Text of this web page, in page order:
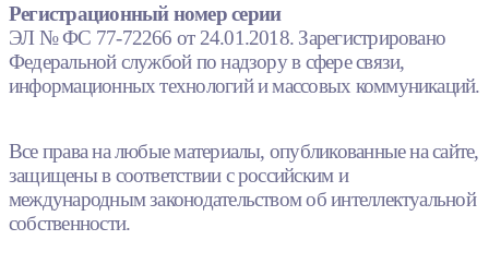
Регистрационный номер серии
ЭЛ № ФС 77-72266 от 24.01.2018. Зарегистрировано
Федеральной службой по надзору в сфере связи,
информационных технологий и массовых коммуникаций.
Все права на любые материалы, опубликованные на сайте,
защищены в соответствии с российским и
международным законодательством об интеллектуальной
собственности.